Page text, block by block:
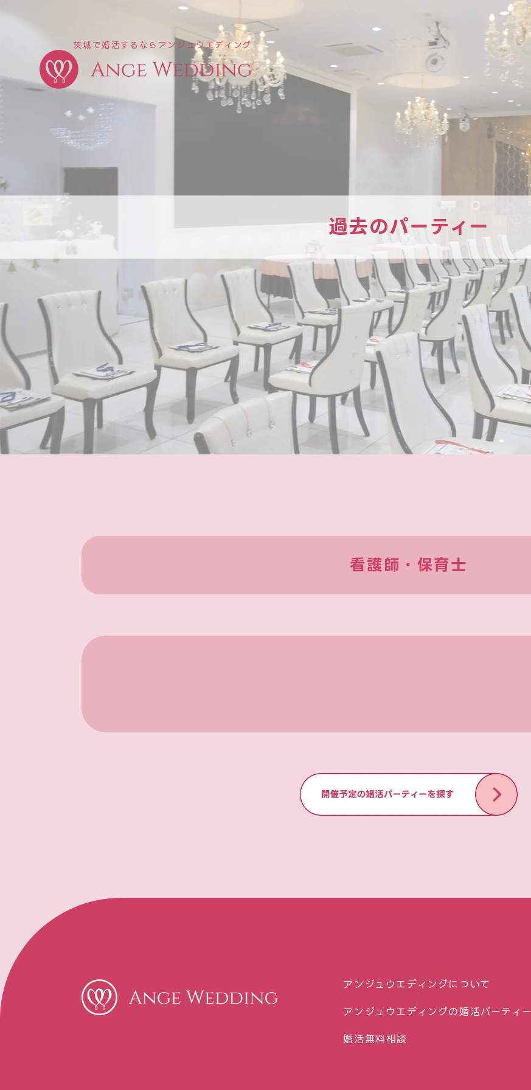
茨城で婚活するならアンジュウエディング
過去のパーティー
看護師・保育士
アンジュウエディングについて
アンジュウエディングの婚活パーティー
婚活無料相談